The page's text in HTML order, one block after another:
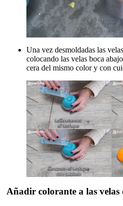
Una vez desmoldadas las
colocando las velas boca
cera del mismo color y con
Añadir colorante a las